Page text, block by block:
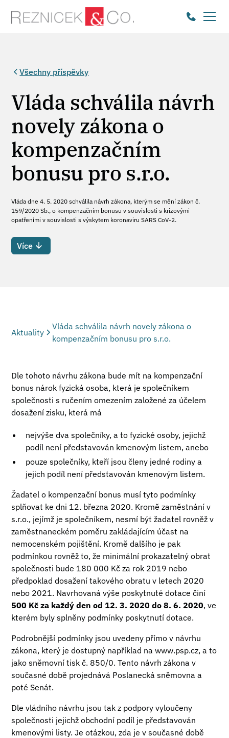
Všechny příspěvky
Vláda schválila návrh
novely zákona o
kompenzačním
bonusu pro s.r.o.
Vláda dne 4. 5. 2020 schválila návrh zákona, kterým se mění zákon č.
159/2020 Sb., o kompenzačním bonusu v souvislosti s krizovými
opatřeními v souvislosti s výskytem koronaviru SARS CoV-2.
Více
Aktuality
Vláda schválila návrh novely zákona o
kompenzačním bonusu pro s.r.o.
Dle tohoto návrhu zákona bude mít na kompenzační
bonus nárok fyzická osoba, která je společníkem
společnosti s ručením omezením založené za účelem
dosažení zisku, která má
nejvýše dva společníky, a to fyzické osoby, jejichž
podíl není představován kmenovým listem, anebo
pouze společníky, kteří jsou členy jedné rodiny a
jejich podíl není představován kmenovým listem.
Žadatel o kompenzační bonus musí tyto podmínky
splňovat ke dni 12. března 2020. Kromě zaměstnání v
s.r.o., jejímž je společníkem, nesmí být žadatel rovněž v
zaměstnaneckém poměru zakládajícím účast na
nemocenském pojištění. Kromě dalšího je pak
podmínkou rovněž to, že minimální prokazatelný obrat
společnosti bude 180 000 Kč za rok 2019 nebo
předpoklad dosažení takového obratu v letech 2020
nebo 2021. Navrhovaná výše poskytnuté dotace činí
500 Kč za každý den od 12. 3. 2020 do 8. 6. 2020, ve
kterém byly splněny podmínky poskytnutí dotace.
Podrobnější podmínky jsou uvedeny přímo v návrhu
zákona, který je dostupný například nawww.psp.cz, a to
jako sněmovní tisk č. 850/0. Tento návrh zákona v
současné době projednává Poslanecká sněmovna a
poté Senát.
Dle vládního návrhu jsou tak z podpory vyloučeny
společnosti jejichž obchodní podíl je představován
kmenovými listy. Je otázkou, zda je v současné době